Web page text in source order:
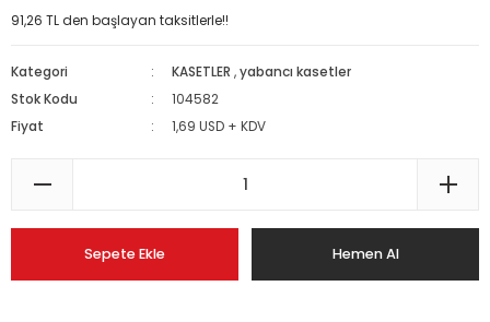
91,26 TL den başlayan taksitlerle!!
Kategori KASETLER ,yabancı kasetler
Stok Kodu
104582
Fiyat
1,69 USD + KDV
Sepete Ekle Hemen Al